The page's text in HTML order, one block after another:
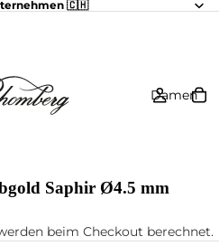
🇨🇭
Damen
Saphir Ø4.5 mm
beim Checkout berechnet.